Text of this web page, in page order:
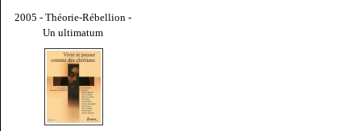
2005 - Théorie-Rébellion -
Un ultimatum